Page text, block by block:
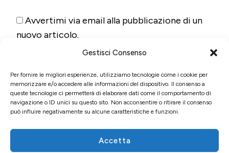
Gestisci Consenso
Per fornire le migliori esperienze, utilizziamo tecnologie come i cookie per
memorizzare e/o accedere alle informazioni del dispositivo. Il consenso a
queste tecnologie ci permetterà di elaborare dati come il comportamento di
navigazione o ID unici su questo sito. Non acconsentire o ritirare il consenso
può influire negativamente su alcune caratteristiche e funzioni.
Accetta
Avvertimi via email alla pubblicazione di un
nuovo articolo.